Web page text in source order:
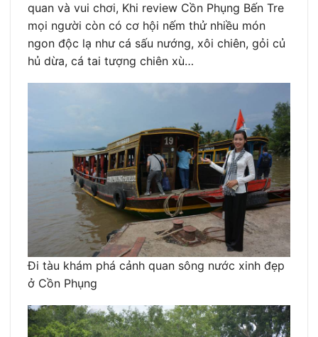
quan và vui chơi, Khi review Cồn Phụng Bến Tre
mọi người còn có cơ hội nếm thử nhiều món
ngon độc lạ như cá sấu nướng, xôi chiên, gỏi củ
hủ dừa, cá tai tượng chiên xù…
Đi tàu khám phá cảnh quan sông nước xinh đẹp
ở Cồn Phụng